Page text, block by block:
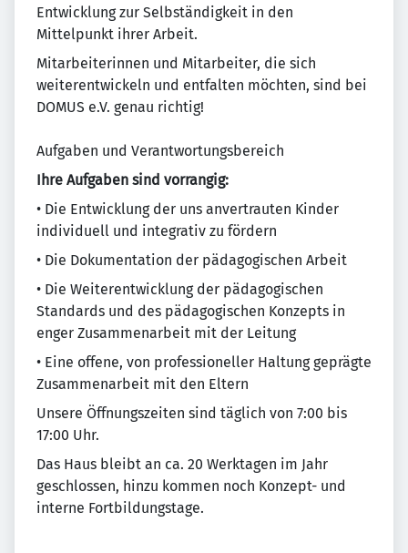
Entwicklung zur Selbständigkeit in den
Mittelpunkt ihrer Arbeit.
Mitarbeiterinnen und Mitarbeiter, die sich
weiterentwickeln und entfalten möchten, sind bei
DOMUS e.V. genau richtig!
Aufgaben und Verantwortungsbereich
Ihre Aufgaben sind vorrangig:
• Die Entwicklung der uns anvertrauten Kinder
individuell und integrativ zu fördern
• Die Dokumentation der pädagogischen Arbeit
• Die Weiterentwicklung der pädagogischen
Standards und des pädagogischen Konzepts in
enger Zusammenarbeit mit der Leitung
• Eine offene, von professioneller Haltung geprägte
Zusammenarbeit mit den Eltern
Unsere Öffnungszeiten sind täglich von 7:00 bis
17:00 Uhr.
Das Haus bleibt an ca. 20 Werktagen im Jahr
geschlossen, hinzu kommen noch Konzept- und
interne Fortbildungstage.